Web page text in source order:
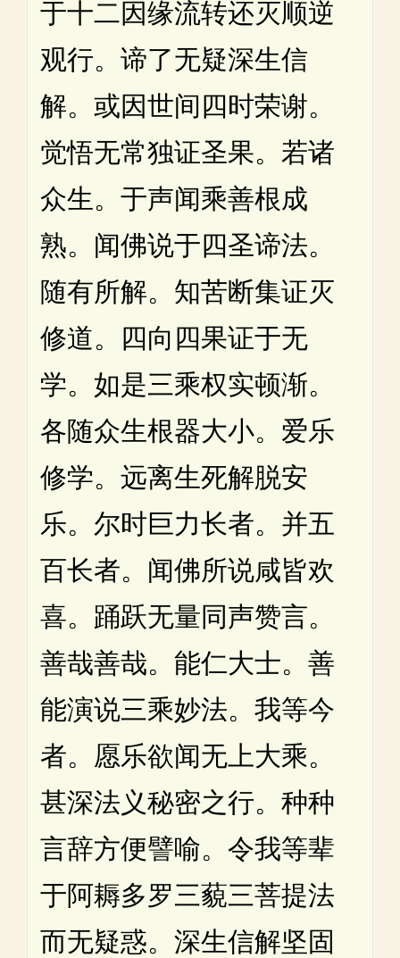
于十二因缘流转还灭顺逆
观行。谛了无疑深生信
解。或因世间四时荣谢。
觉悟无常独证圣果。若诸
众生。于声闻乘善根成
熟。闻佛说于四圣谛法。
随有所解。知苦断集证灭
修道。四向四果证于无
学。如是三乘权实顿渐。
各随众生根器大小。爱乐
修学。远离生死解脱安
乐。尔时巨力长者。并五
百长者。闻佛所说咸皆欢
喜。踊跃无量同声赞言。
善哉善哉。能仁大士。善
能演说三乘妙法。我等今
者。愿乐欲闻无上大乘。
甚深法义秘密之行。种种
言辞方便譬喻。令我等辈
于阿耨多罗三藐三菩提法
而无疑惑。深生信解坚固